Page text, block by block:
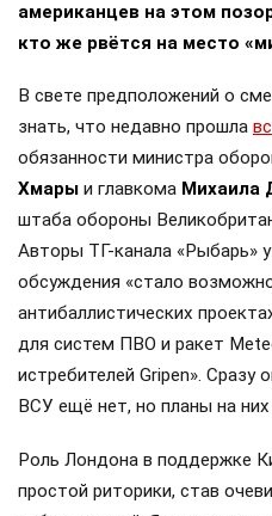
американцев на этом
кто же рвётся на место
В свете предположений о
знать, что недавно прошла
обязанности министра
Хмары и главкома Михаила
штаба обороны
Авторы ТГ-канала «Рыбарь»
обсуждения «стало
антибаллистических
для систем ПВО и ракет
истребителей Gripen». Сразу
ВСУ ещё нет, но планы на
Роль Лондона в поддержке
простой риторики, став